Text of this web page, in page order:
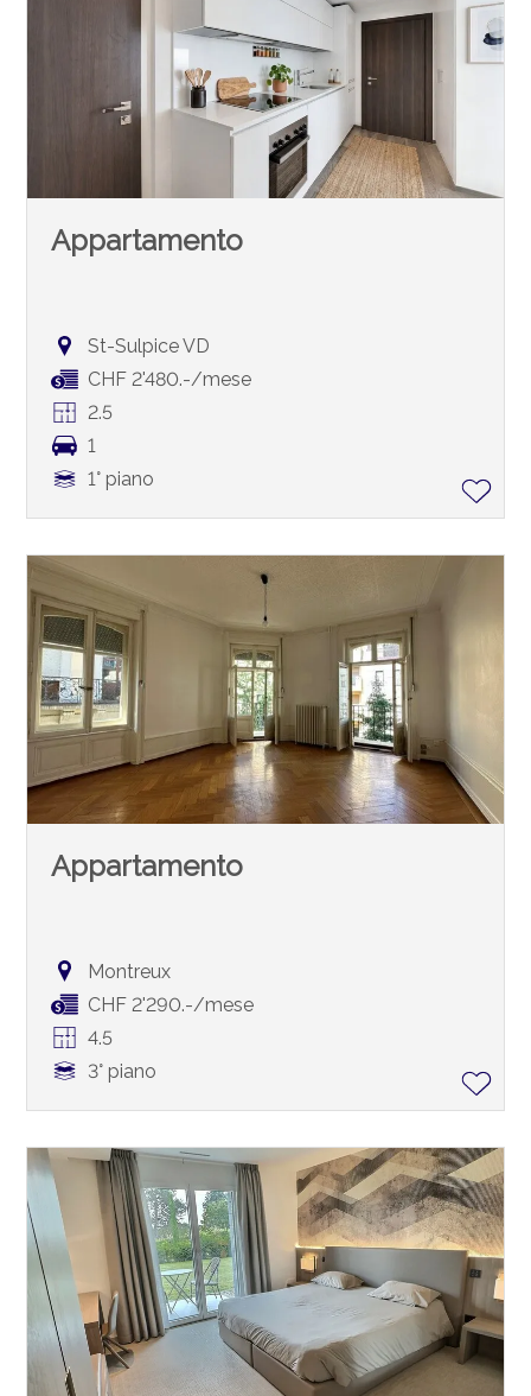
Appartamento
St-Sulpice VD
CHF 2'480.-/mese
2.5
1
1° piano
Appartamento
Montreux
CHF 2'290.-/mese
4.5
3° piano